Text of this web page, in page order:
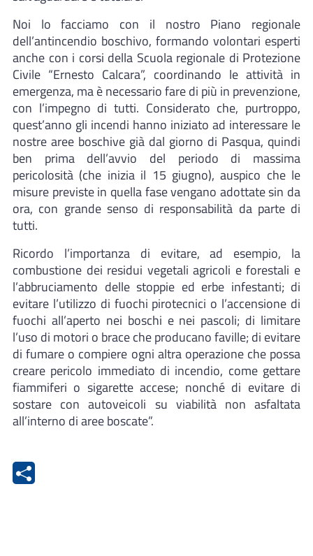
Noi lo facciamo con il nostro Piano regionale
dell’antincendio boschivo, formando volontari esperti
anche con i corsi della Scuola regionale di Protezione
Civile “Ernesto Calcara”, coordinando le attività in
emergenza, ma è necessario fare di più in prevenzione,
con l’impegno di tutti. Considerato che, purtroppo,
quest’anno gli incendi hanno iniziato ad interessare le
nostre aree boschive già dal giorno di Pasqua, quindi
ben prima dell’avvio del periodo di massima
pericolosità (che inizia il 15 giugno), auspico che le
misure previste in quella fase vengano adottate sin da
ora, con grande senso di responsabilità da parte di
tutti.
Ricordo l’importanza di evitare, ad esempio, la
combustione dei residui vegetali agricoli e forestali e
l’abbruciamento delle stoppie ed erbe infestanti; di
evitare l’utilizzo di fuochi pirotecnici o l’accensione di
fuochi all’aperto nei boschi e nei pascoli; di limitare
l’uso di motori o brace che producano faville; di evitare
di fumare o compiere ogni altra operazione che possa
creare pericolo immediato di incendio, come gettare
fiammiferi o sigarette accese; nonché di evitare di
sostare con autoveicoli su viabilità non asfaltata
all’interno di aree boscate”.